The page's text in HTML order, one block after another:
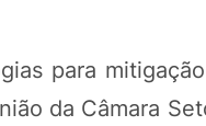
para
da Câmara